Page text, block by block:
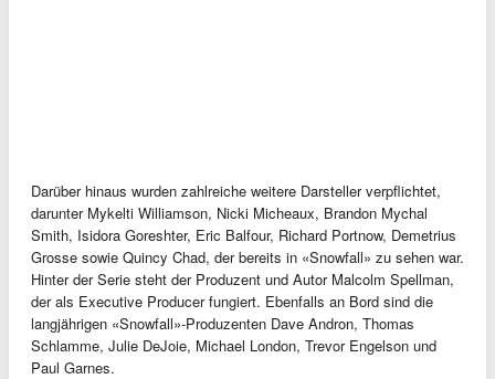
Darüber hinaus wurden zahlreiche weitere Darsteller verpflichtet,
darunter Mykelti Williamson, Nicki Micheaux, Brandon Mychal
Smith, Isidora Goreshter, Eric Balfour, Richard Portnow, Demetrius
Grosse sowie Quincy Chad, der bereits in «Snowfall» zu sehen war.
Hinter der Serie steht der Produzent und Autor Malcolm Spellman,
der als Executive Producer fungiert. Ebenfalls an Bord sind die
langjährigen «Snowfall»-Produzenten Dave Andron, Thomas
Schlamme, Julie DeJoie, Michael London, Trevor Engelson und
Paul Garnes.